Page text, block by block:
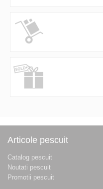
Articole pescuit
Catalog pescuit
Noutati pescuit
Promotii pescuit